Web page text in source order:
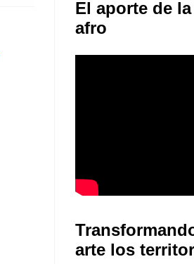
El aporte de
afro
arte los